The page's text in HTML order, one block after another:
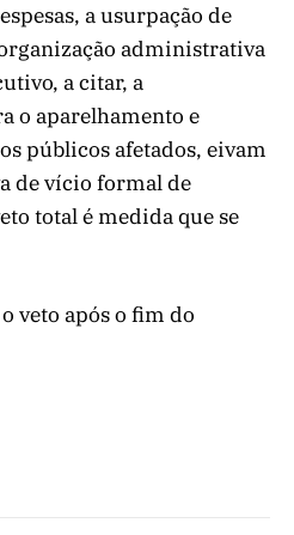
a usurpação de
administrativa
a citar, a
o aparelhamento e
públicos afetados, eivam
de vício formal de
total é medida que se
veto após o fim do